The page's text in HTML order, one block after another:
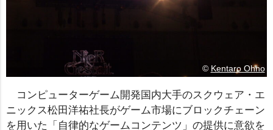
© Kentaro Ohno
コンピューターゲーム開発国内大手のスクウェア・エ
ニックス松田洋祐社長がゲーム市場にブロックチェーン
を用いた「自律的なゲームコンテンツ」の提供に意欲を